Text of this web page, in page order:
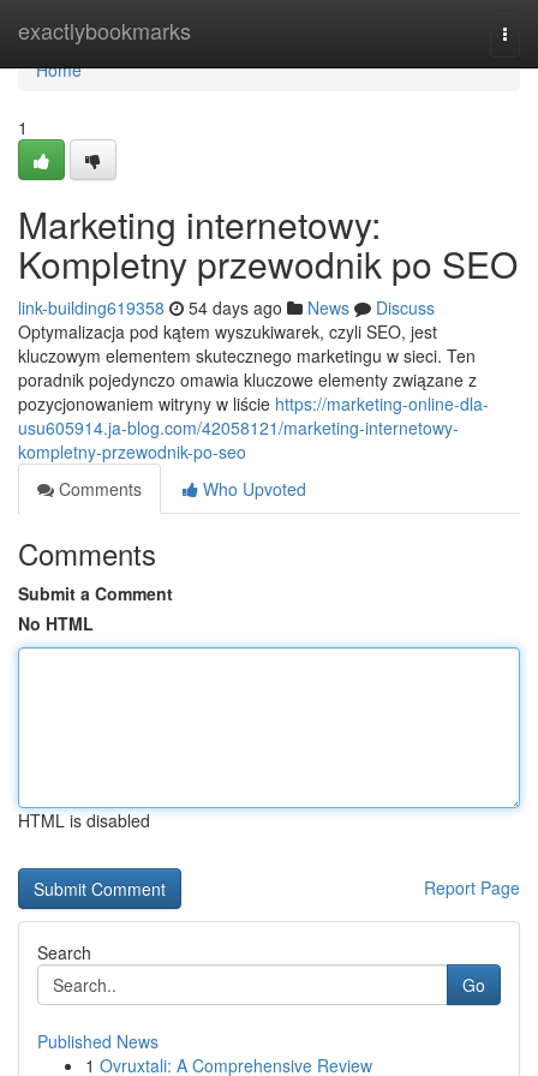
exactlybookmarks
Home
Home
1
Marketing internetowy:
Kompletny przewodnik po SEO
link-building619358 54 days ago News
Discuss
Optymalizacja pod kątem wyszukiwarek, czyli SEO, jest
kluczowym elementem skutecznego marketingu w sieci. Ten
poradnik pojedynczo omawia kluczowe elementy związane z
pozycjonowaniem witryny w liście https://marketing-online-dla-
usu605914.ja-blog.com/42058121/marketing-internetowy-
kompletny-przewodnik-po-seo
Comments
Who Upvoted
Comments
Submit a Comment
No HTML
HTML is disabled
Report Page
Search
Go
Published News
1 Ovruxtali: A Comprehensive Review